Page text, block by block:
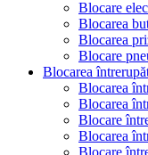
Blocare
Blocarea
Blocarea
Blocare
Blocarea
Blocarea
Blocarea
Blocare
Blocarea
Blocare